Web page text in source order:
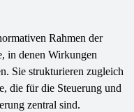
Rahmen der
in denen Wirkungen
Sie strukturieren zugleich
die für die Steuerung und
zentral sind.